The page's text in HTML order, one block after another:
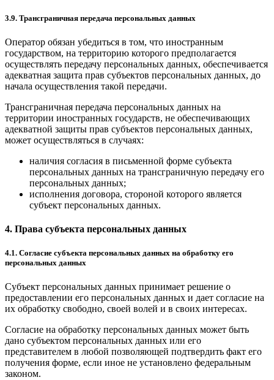
3.9. Трансграничная передача персональных данных
Оператор обязан убедиться в том, что иностранным
государством, на территорию которого предполагается
осуществлять передачу персональных данных, обеспечивается
адекватная защита прав субъектов персональных данных, до
начала осуществления такой передачи.
Трансграничная передача персональных данных на
территории иностранных государств, не обеспечивающих
адекватной защиты прав субъектов персональных данных,
может осуществляться в случаях:
наличия согласия в письменной форме субъекта
персональных данных на трансграничную передачу его
персональных данных;
исполнения договора, стороной которого является
субъект персональных данных.
4. Права субъекта персональных данных
4.1. Согласие субъекта персональных данных на обработку его
персональных данных
Субъект персональных данных принимает решение о
предоставлении его персональных данных и дает согласие на
их обработку свободно, своей волей и в своих интересах.
Согласие на обработку персональных данных может быть
дано субъектом персональных данных или его
представителем в любой позволяющей подтвердить факт его
получения форме, если иное не установлено федеральным
законом.